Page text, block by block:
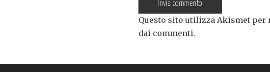
Questo sito utilizza Akismet per
dai commenti.